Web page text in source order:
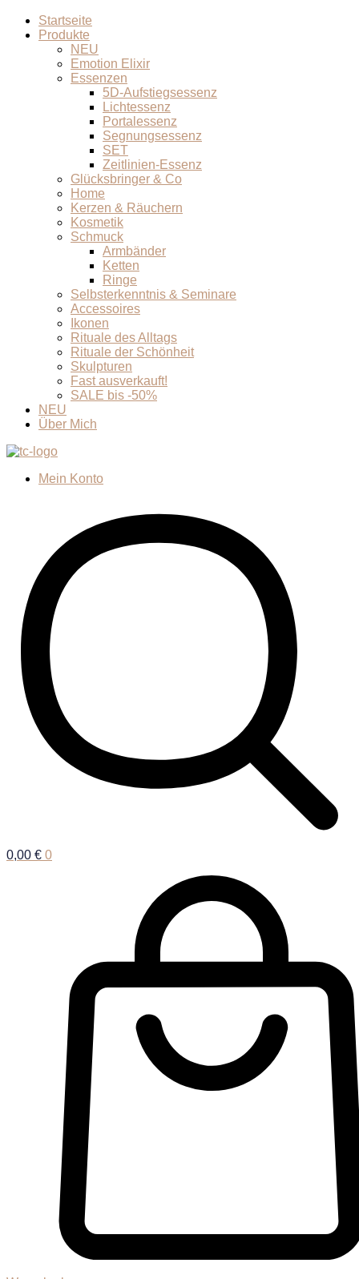
Startseite
Produkte
NEU
Emotion Elixir
Essenzen
5D-Aufstiegsessenz
Lichtessenz
Portalessenz
Segnungsessenz
SET
Zeitlinien-Essenz
Glücksbringer & Co
Home
Kerzen & Räuchern
Kosmetik
Schmuck
Armbänder
Ketten
Ringe
Selbsterkenntnis & Seminare
Accessoires
Ikonen
Rituale des Alltags
Rituale der Schönheit
Skulpturen
Fast ausverkauft!
SALE bis -50%
NEU
Über Mich
Mein Konto
0,00 € 0